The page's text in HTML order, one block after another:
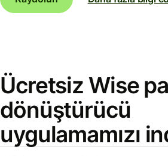
Ücretsiz Wise
dönüştürücü
uygulamamızı